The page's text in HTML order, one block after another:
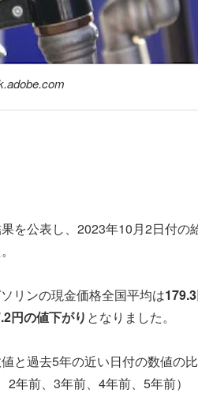
を公表し、2023年10月2日付の
リンの現金価格全国平均は179.3
円の値下がり となりました。
と過去5年の近い日付の数値の
2年前、3年前、4年前、5年前）